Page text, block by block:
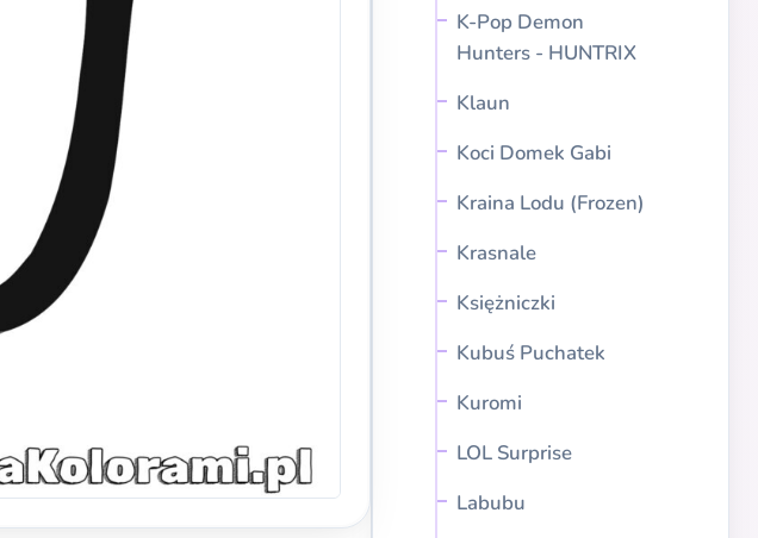
K-Pop Demon
Hunters - HUNTRIX
Klaun
Koci Domek Gabi
Kraina Lodu (Frozen)
Krasnale
Księżniczki
Kubuś Puchatek
Kuromi
LOL Surprise
Labubu